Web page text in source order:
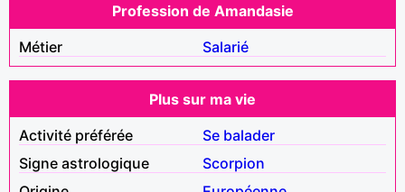
Profession de Amandasie
Métier
Salarié
Plus sur ma vie
Activité préférée
Se balader
Signe astrologique
Scorpion